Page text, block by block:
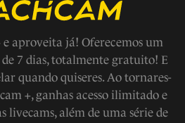
e aproveita já! Oferecemos um
7 dias, totalmente gratuito! E
quando quiseres. Ao tornares-
+, ganhas acesso ilimitado e
livecams, além de uma série de